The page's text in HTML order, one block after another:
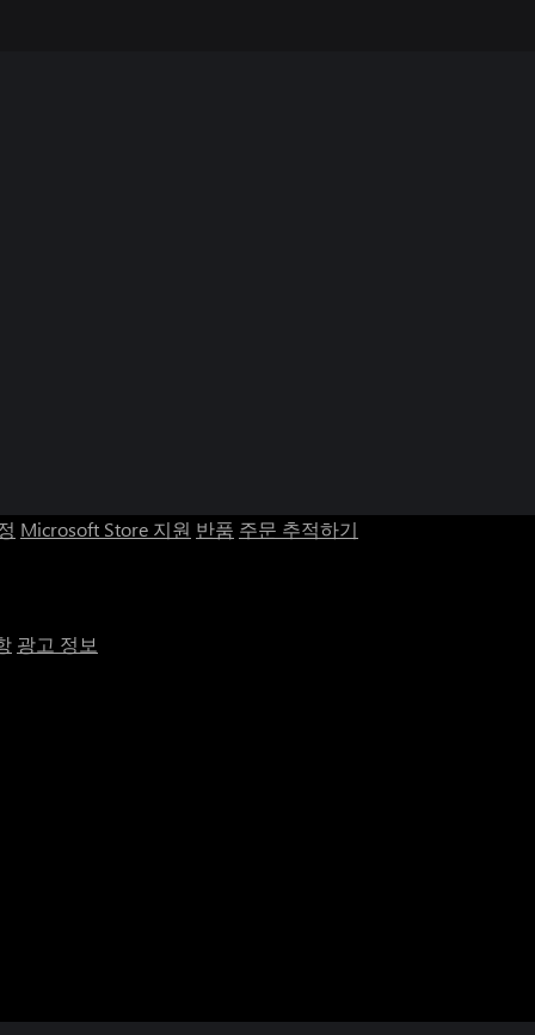
Microsoft Store 지원 반품 주문 추적하기
광고 정보